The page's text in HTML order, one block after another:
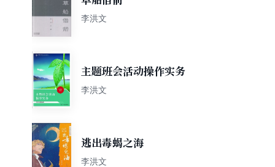
李洪文
主题班会活动操作实务
李洪文
逃出毒蝎之海
李洪文